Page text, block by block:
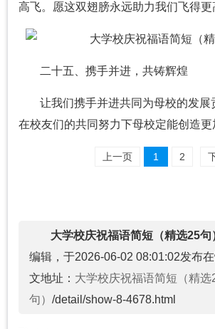
高飞。愿这双翅膀永远助力我们飞得更
二十五、携手并进，共铸辉煌
让我们携手并进共同为母校的发展
在校友们的共同努力下母校定能创造更
上一页 1 2
大学校庆祝福语简短（精选25句
编辑，于2026-06-02 08:01:02发布在
文地址： 大学校庆祝福语简短（精选
句） /detail/show-8-4678.html